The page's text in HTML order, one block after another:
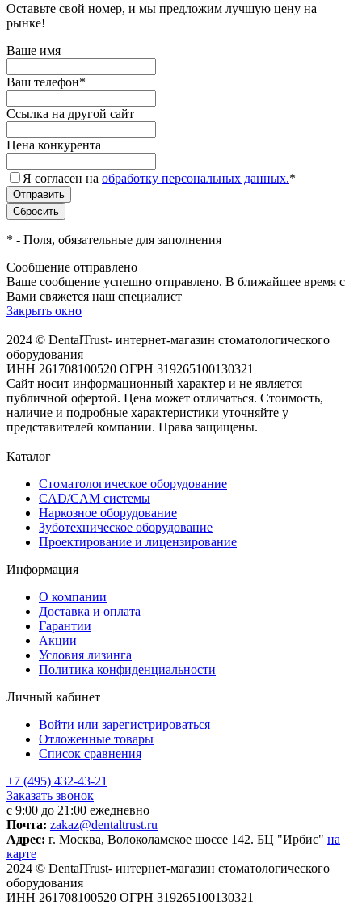
Оставьте свой номер, и мы предложим лучшую цену на
рынке!
Ваше имя
Ваш телефон*
Ссылка на другой сайт
Цена конкурента
Я согласен на обработку персональных данных.*
* - Поля, обязательные для заполнения
Сообщение отправлено
Ваше сообщение успешно отправлено. В ближайшее время с
Вами свяжется наш специалист
Закрыть окно
2024 © DentalTrust- интернет-магазин стоматологического
оборудования
ИНН 261708100520 ОГРН 319265100130321
Сайт носит информационный характер и не является
публичной офертой. Цена может отличаться. Стоимость,
наличие и подробные характеристики уточняйте у
представителей компании. Права защищены.
Каталог
Стоматологическое оборудование
CAD/CAM системы
Наркозное оборудование
Зуботехническое оборудование
Проектирование и лицензирование
Информация
О компании
Доставка и оплата
Гарантии
Акции
Условия лизинга
Политика конфиденциальности
Личный кабинет
Войти или зарегистрироваться
Отложенные товары
Список сравнения
+7 (495) 432-43-21
Заказать звонок
с 9:00 до 21:00 ежедневно
Почта: zakaz@dentaltrust.ru
Адрес: г. Москва, Волоколамское шоссе 142. БЦ "Ирбис" на
карте
2024 © DentalTrust- интернет-магазин стоматологического
оборудования
ИНН 261708100520 ОГРН 319265100130321